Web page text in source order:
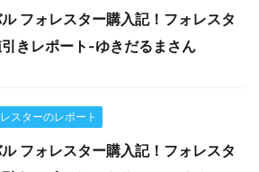
フォレスター購入記！フォレスタ
きレポート-ゆきだるまさん
スターのレポート
フォレスター購入記！フォレスタ